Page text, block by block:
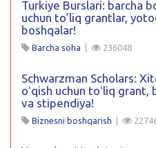
Turkiye Burslari: barcha
uchun to’liq grantlar,
boshqalar!
Barcha soha | 236048
Schwarzman Scholars:
oʻqish uchun toʻliq
va stipendiya!
Biznesni boshqarish |